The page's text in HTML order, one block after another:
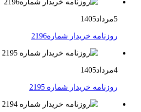
5مرداد1405
روزنامه خریدار شماره2196
4مرداد1405
روزنامه خریدار شماره 2195